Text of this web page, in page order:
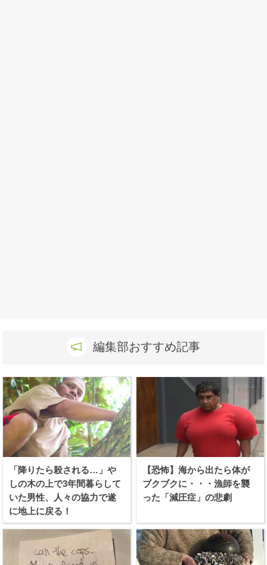
編集部おすすめ記事
「降りたら殺される…」や
しの木の上で3年間暮らして
いた男性、人々の協力で遂
に地上に戻る！
【恐怖】海から出たら体が
ブクブクに・・・漁師を襲
った「減圧症」の悲劇